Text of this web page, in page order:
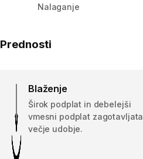
Nalaganje
Prednosti
Blaženje
Širok podplat in debelejši
vmesni podplat zagotavljata
večje udobje.